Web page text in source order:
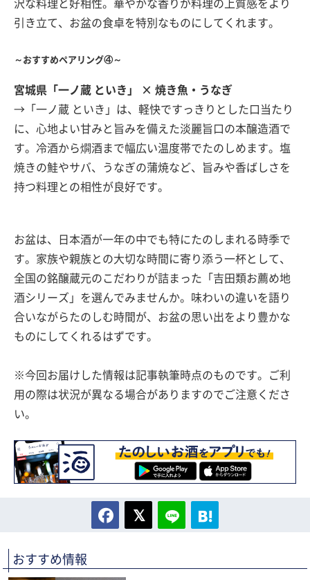
沢な料理と好相性。華やかな香りが料理の上質感をより
引き立て、お盆の食卓を特別なものにしてくれます。
～おすすめペアリング④～
宮城県「一ノ蔵 といき」 × 焼き魚・うなぎ
→「一ノ蔵 といき」は、軽快ですっきりとした口当たり
に、心地よい甘みと旨みを備えた淡麗旨口の本醸造酒で
す。冷酒から燗酒まで幅広い温度帯でたのしめます。塩
焼きの鮭やサバ、うなぎの蒲焼など、旨みや香ばしさを
持つ料理との相性が良好です。
お盆は、日本酒が一年の中でも特にたのしまれる時季で
す。家族や親族との大切な時間に寄り添う一杯として、
全国の銘醸蔵元のこだわりが詰まった「吉田類お薦め地
酒シリーズ」を選んでみませんか。味わいの違いを語り
合いながらたのしむ時間が、お盆の思い出をより豊かな
ものにしてくれるはずです。
※今回お届けした情報は記事執筆時点のものです。ご利
用の際は状況が異なる場合がありますのでご注意くださ
い。
おすすめ情報